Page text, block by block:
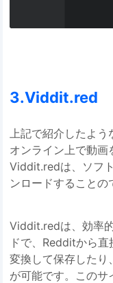
3.Viddit.red
上記で紹介したよう
オンライン上で動画
Viddit.redは、ソフ
ンロードすることの
Viddit.redは、効率
ドで、Redditから
変換して保存したり
が可能です。このサ